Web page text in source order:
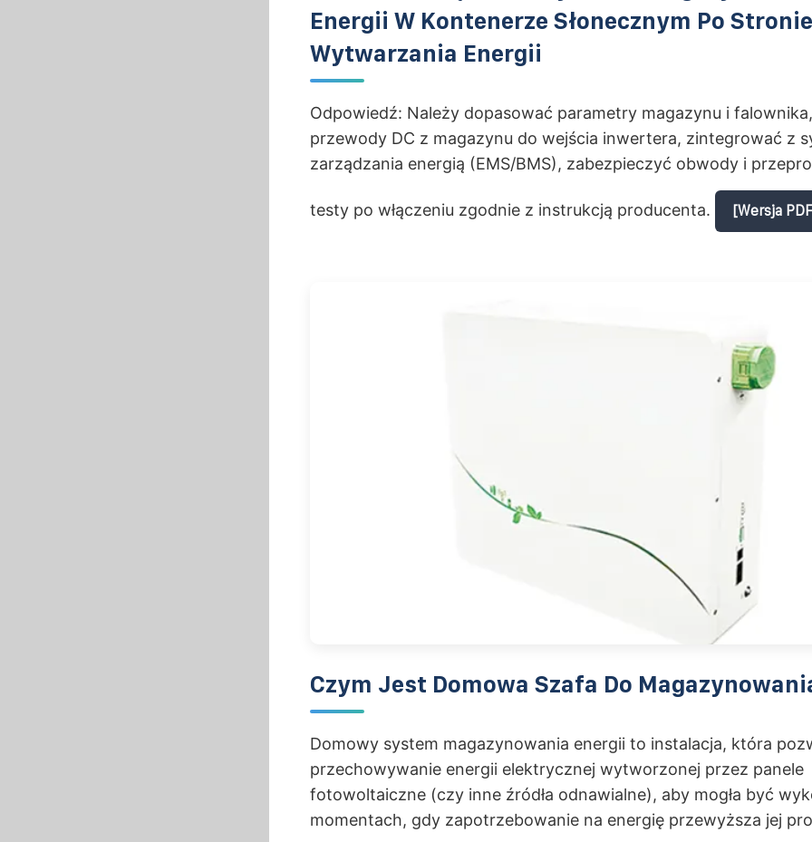
Energii W Kontenerze Słonecznym Po Stronie
Wytwarzania Energii
Odpowiedź: Należy dopasować parametry magazynu i
przewody DC z magazynu do wejścia inwertera, zintegrować z
zarządzania energią (EMS/BMS), zabezpieczyć obwody i
testy po włączeniu zgodnie z instrukcją producenta. [Wersja
Czym Jest Domowa Szafa Do
Domowy system magazynowania energii to instalacja, która
przechowywanie energii elektrycznej wytworzonej przez panele
fotowoltaiczne (czy inne źródła odnawialne), aby mogła być
momentach, gdy zapotrzebowanie na energię przewyższa jej